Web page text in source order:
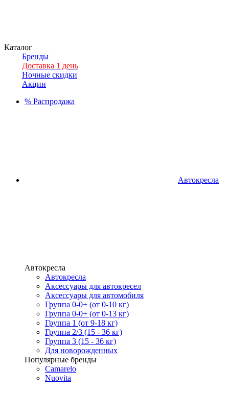
Каталог
Бренды
Доставка 1 день
Ночные скидки
Акции
% Распродажа
Автокресла
Автокресла
Автокресла
Аксессуары для автокресел
Аксессуары для автомобиля
Группа 0-0+ (от 0-10 кг)
Группа 0-0+ (от 0-13 кг)
Группа 1 (от 9-18 кг)
Группа 2/3 (15 - 36 кг)
Группа 3 (15 - 36 кг)
Для новорожденных
Популярные бренды
Camarelo
Nuovita